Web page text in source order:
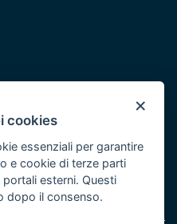
POR Puglia 2014/2020 -
×
cookies
essenziali per garantire
e cookie di terze parti
esterni. Questi
dopo il consenso.